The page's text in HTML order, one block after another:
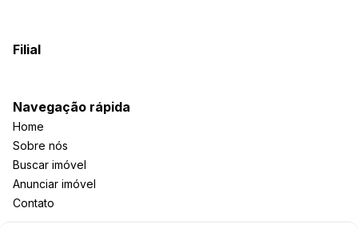
Filial
Navegação rápida
Home
Sobre nós
Buscar imóvel
Anunciar imóvel
Contato